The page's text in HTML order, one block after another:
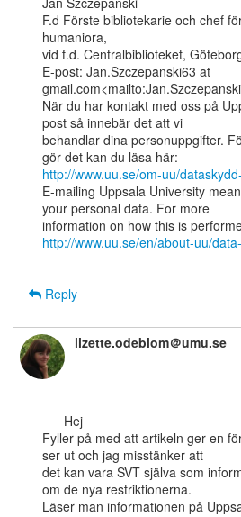
F.d Förste bibliotekarie och chef
humaniora,
vid f.d. Centralbiblioteket,
E-post: Jan.Szczepanski63 at
När du har kontakt med oss på
post så innebär det att vi
behandlar dina personuppgifter.
http://www.uu.se/om-uu/
E-mailing Uppsala University
your personal data. For more
http://www.uu.se/en/about-uu/
Reply
lizette.odeblom＠umu.se
Fyller på med att artikeln ger en
ser ut och jag misstänker att
det kan vara SVT själva som
om de nya restriktionerna.
Läser man informationen på